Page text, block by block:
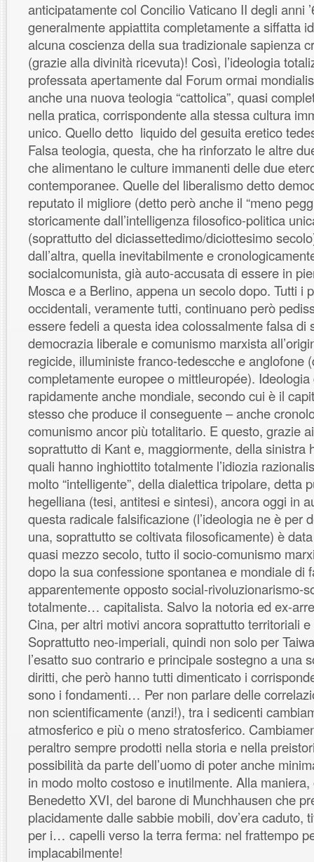
anticipatamente col Concilio Vaticano II degli anni
generalmente appiattita completamente a siffatta
alcuna coscienza della sua tradizionale sapienza
(grazie alla divinità ricevuta)! Così, l’ideologia
professata apertamente dal Forum ormai
anche una nuova teologia “cattolica”, quasi
nella pratica, corrispondente alla stessa cultura
unico. Quello detto liquido del gesuita eretico
Falsa teologia, questa, che ha rinforzato le altre
che alimentano le culture immanenti delle due
contemporanee. Quelle del liberalismo detto
reputato il migliore (detto però anche il “meno
storicamente dall’intelligenza filosofico-politica
(soprattutto del diciassettedimo/diciottesimo
dall’altra, quella inevitabilmente e
socialcomunista, già auto-accusata di essere in
Mosca e a Berlino, appena un secolo dopo. Tutti i
occidentali, veramente tutti, continuano però
essere fedeli a questa idea colossalmente falsa di
democrazia liberale e comunismo marxista
regicide, illuministe franco-tedescche e anglofone
completamente europee o mittleuropée).
rapidamente anche mondiale, secondo cui è il
stesso che produce il conseguente – anche
comunismo ancor più totalitario. E questo, grazie
soprattutto di Kant e, maggiormente, della sinistra
quali hanno inghiottito totalmente l’idiozia
molto “intelligente”, della dialettica tripolare, detta
hegelliana (tesi, antitesi e sintesi), ancora oggi in
questa radicale falsificazione (l’ideologia ne è per
una, soprattutto se coltivata filosoficamente) è
quasi mezzo secolo, tutto il socio-comunismo
dopo la sua confessione spontanea e mondiale di
apparentemente opposto social-rivoluzionarismo-
totalmente… capitalista. Salvo la notoria ed ex-
Cina, per altri motivi ancora soprattutto territoriali
Soprattutto neo-imperiali, quindi non solo per
l’esatto suo contrario e principale sostegno a una
diritti, che però hanno tutti dimenticato i
sono i fondamenti… Per non parlare delle
non scientificamente (anzi!), tra i sedicenti
atmosferico e più o meno stratosferico.
peraltro sempre prodotti nella storia e nella
possibilità da parte dell’uomo di poter anche
in modo molto costoso e inutilmente. Alla
Benedetto XVI, del barone di Munchhausen che
placidamente dalle sabbie mobili, dov’era caduto,
per i… capelli verso la terra ferma: nel frattempo
implacabilmente!